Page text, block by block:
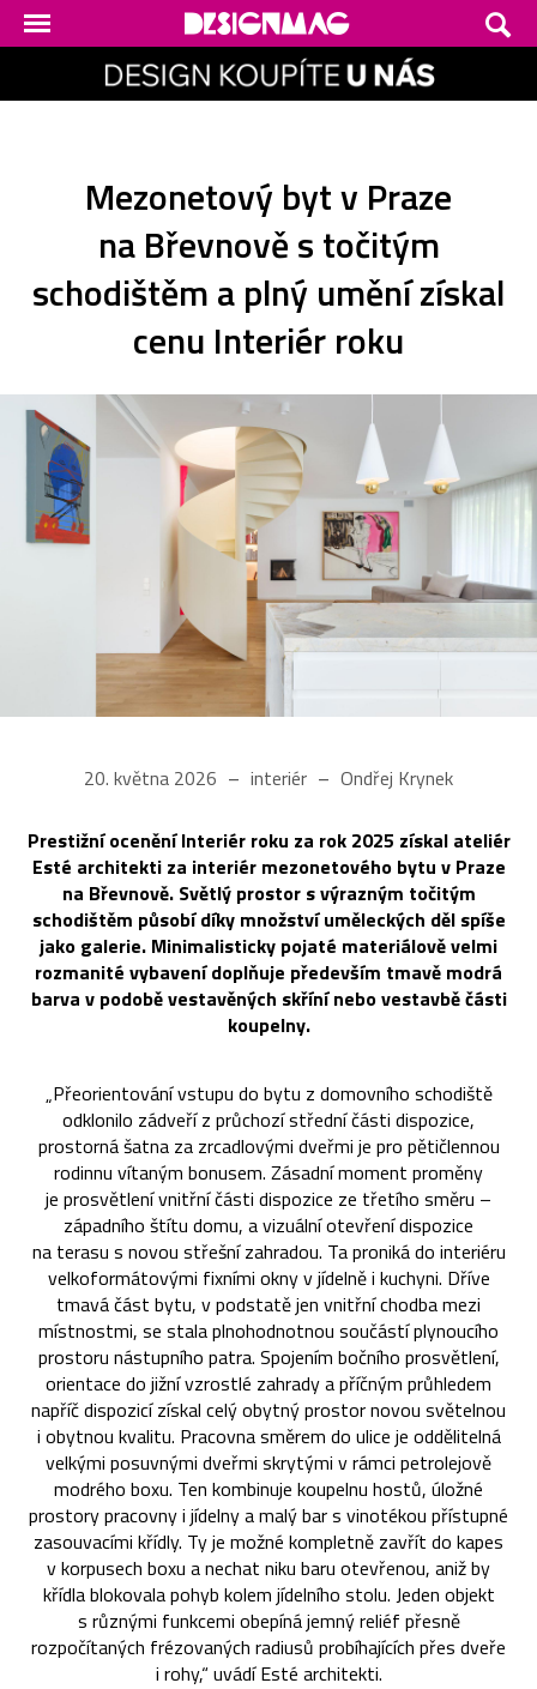
Mezonetový byt v Praze
na Břevnově s točitým
schodištěm a plný umění získal
cenu Interiér roku
20. května 2026 interiér Ondřej Krynek
Prestižní ocenění Interiér roku za rok 2025 získal ateliér
Esté architekti za interiér mezonetového bytu v Praze
na Břevnově. Světlý prostor s výrazným točitým
schodištěm působí díky množství uměleckých děl spíše
jako galerie. Minimalisticky pojaté materiálově velmi
rozmanité vybavení doplňuje především tmavě modrá
barva v podobě vestavěných skříní nebo vestavbě části
koupelny.
„Přeorientování vstupu do bytu z domovního schodiště
odklonilo zádveří z průchozí střední části dispozice,
prostorná šatna za zrcadlovými dveřmi je pro pětičlennou
rodinnu vítaným bonusem. Zásadní moment proměny
je prosvětlení vnitřní části dispozice ze třetího směru –
západního štítu domu, a vizuální otevření dispozice
na terasu s novou střešní zahradou. Ta proniká do interiéru
velkoformátovými fixními okny v jídelně i kuchyni. Dříve
tmavá část bytu, v podstatě jen vnitřní chodba mezi
místnostmi, se stala plnohodnotnou součástí plynoucího
prostoru nástupního patra. Spojením bočního prosvětlení,
orientace do jižní vzrostlé zahrady a příčným průhledem
napříč dispozicí získal celý obytný prostor novou světelnou
i obytnou kvalitu. Pracovna směrem do ulice je oddělitelná
velkými posuvnými dveřmi skrytými v rámci petrolejově
modrého boxu. Ten kombinuje koupelnu hostů, úložné
prostory pracovny i jídelny a malý bar s vinotékou přístupné
zasouvacími křídly. Ty je možné kompletně zavřít do kapes
v korpusech boxu a nechat niku baru otevřenou, aniž by
křídla blokovala pohyb kolem jídelního stolu. Jeden objekt
s různými funkcemi obepíná jemný reliéf přesně
rozpočítaných frézovaných radiusů probíhajících přes dveře
i rohy,“ uvádí Esté architekti.